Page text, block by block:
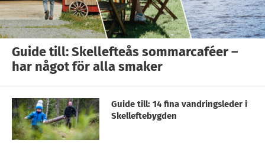
Guide till: Skellefteås sommarcaféer –
har något för alla smaker
Guide till: 14 fina vandringsleder i
Skelleftebygden